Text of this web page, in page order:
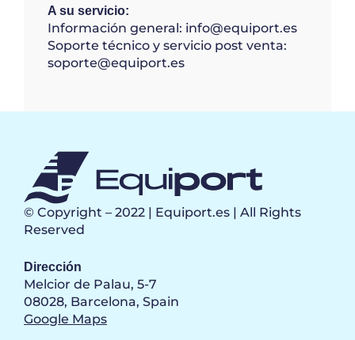
A su servicio:
Información general: info@equiport.es
Soporte técnico y servicio post venta:
soporte@equiport.es
© Copyright – 2022 | Equiport.es | All Rights
Reserved
Dirección
Melcior de Palau, 5-7
08028, Barcelona, Spain
Google Maps